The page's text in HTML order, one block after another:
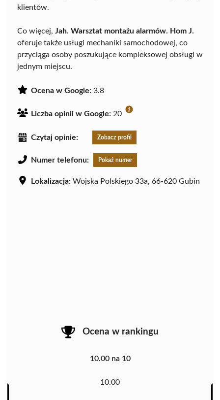
klientów.
Co więcej, Jah. Warsztat montażu alarmów. Hom J.
oferuje także usługi mechaniki samochodowej, co
przyciąga osoby poszukujące kompleksowej obsługi w
jednym miejscu.
Ocena w Google: 3.8
Liczba opinii w Google: 20
Czytaj opinie: Zobacz profil
Numer telefonu: Pokaż numer
Lokalizacja: Wojska Polskiego 33a, 66-620 Gubin
Ocena w rankingu
10.00 na 10
10.00